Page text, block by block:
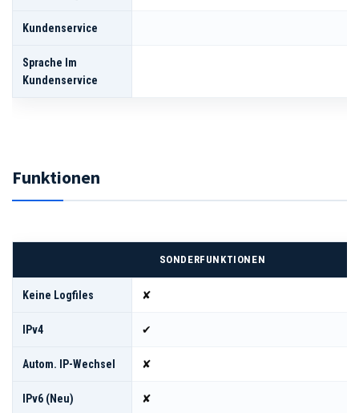
Kundenservice
Sprache Im
Kundenservice
Funktionen
SONDERFUNKTIONEN
Keine Logfiles ✘
IPv4 ✔
Autom. IP-Wechsel ✘
IPv6 (neu) ✘